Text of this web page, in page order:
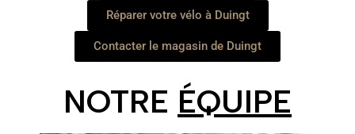
Réparer votre vélo à Duingt
Contacter le magasin de Duingt
NOTRE ÉQUIPE